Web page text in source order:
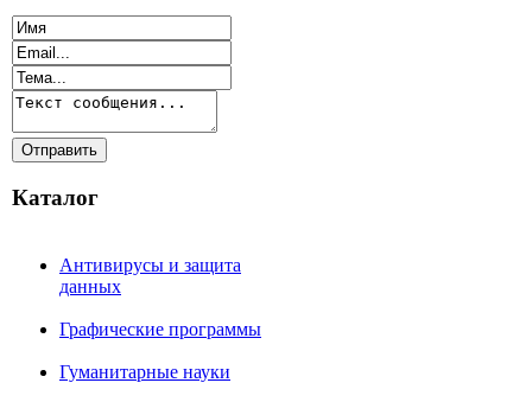
Каталог
Антивирусы и защита
данных
Графические программы
Гуманитарные науки